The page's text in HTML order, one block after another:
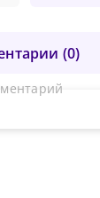
(0)